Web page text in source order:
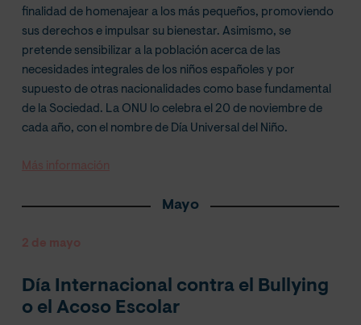
finalidad de homenajear a los más pequeños, promoviendo
sus derechos e impulsar su bienestar. Asimismo, se
pretende sensibilizar a la población acerca de las
necesidades integrales de los niños españoles y por
supuesto de otras nacionalidades como base fundamental
de la Sociedad. La ONU lo celebra el 20 de noviembre de
cada año, con el nombre de Día Universal del Niño.
Más información
Mayo
2 de mayo
Día Internacional contra el Bullying
o el Acoso Escolar